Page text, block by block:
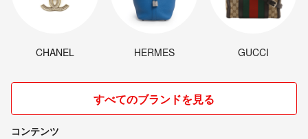
CHANEL HERMES GUCCI
すべてのブランドを見る
コンテンツ